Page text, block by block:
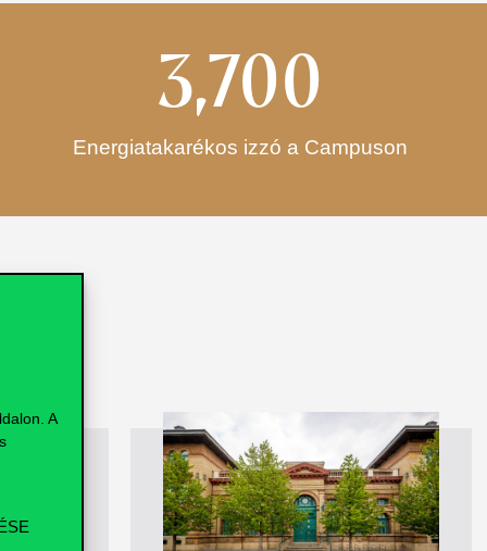
A
Energiatakarékos izzó a Campuson
3,700
használt IT-
eszközök
leadásával